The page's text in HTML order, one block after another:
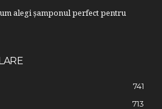
alegi șamponul perfect pentru
741
713